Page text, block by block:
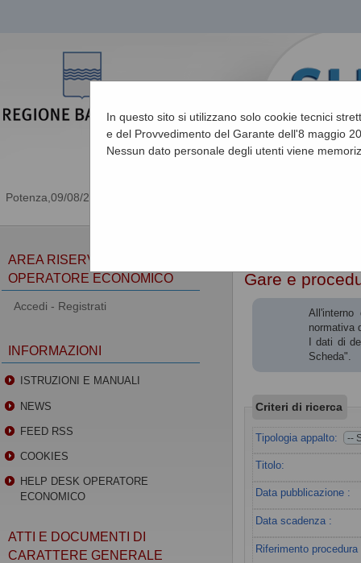
09/08/2026 10:30
In questo sito si utilizzano solo cookie tecnici
e del Provvedimento del Garante dell'8 maggio
Nessun dato personale degli utenti viene
Gare e
normativa
I dati di
Scheda".
Criteri di ricerca
Tipologia appalto:
Titolo:
Data pubblicazione :
Data scadenza :
Riferimento procedura
AREA RISERVATA
OPERATORE ECONOMICO
Accedi - Registrati
INFORMAZIONI
ISTRUZIONI E MANUALI
NEWS
FEED RSS
COOKIES
HELP DESK OPERATORE
ECONOMICO
ATTI E DOCUMENTI DI
CARATTERE GENERALE